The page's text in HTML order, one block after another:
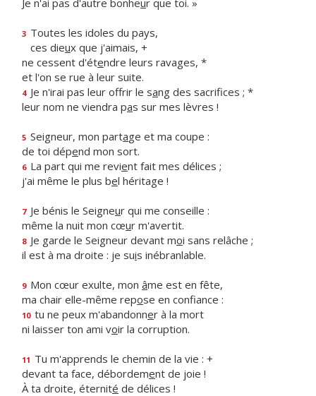
Je n'ai pas d'autre bonheur que toi. »
3 Toutes les idoles du pays,
ces dieux que j'aimais, +
ne cessent d'étendre leurs ravages, *
et l'on se rue à leur suite.
4 Je n'irai pas leur offrir le sang des sacrifices ; *
leur nom ne viendra pas sur mes lèvres !
5 Seigneur, mon partage et ma coupe :
de toi dépend mon sort.
6 La part qui me revient fait mes délices ;
j'ai même le plus bel héritage !
7 Je bénis le Seigneur qui me conseille :
même la nuit mon cœur m'avertit.
8 Je garde le Seigneur devant moi sans relâche ;
il est à ma droite : je suis inébranlable.
9 Mon cœur exulte, mon âme est en fête,
ma chair elle-même repose en confiance :
10 tu ne peux m'abandonner à la mort
ni laisser ton ami voir la corruption.
11 Tu m'apprends le chemin de la vie : +
devant ta face, débordement de joie !
À ta droite, éternité de délices !